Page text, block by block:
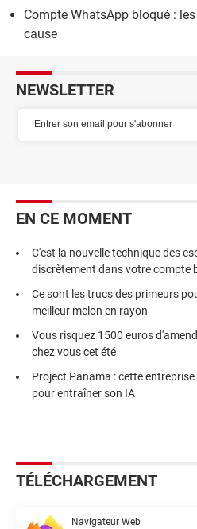
Compte WhatsApp bloqué :
cause
NEWSLETTER
EN CE MOMENT
C'est la nouvelle technique des
discrètement dans votre compte
Ce sont les trucs des primeurs
meilleur melon en rayon
Vous risquez 1500 euros
chez vous cet été
Project Panama : cette
pour entraîner son IA
TÉLÉCHARGEMENT
Navigateur Web